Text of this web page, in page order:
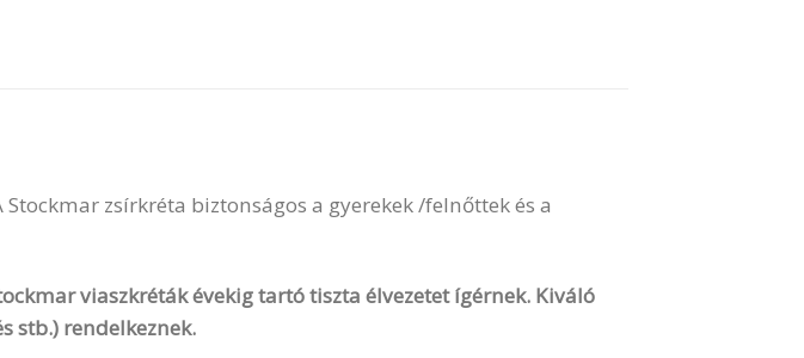
zsírkréta biztonságos a gyerekek /felnőttek és a
viaszkréták évekig tartó tiszta élvezetet ígérnek. Kiváló
stb.) rendelkeznek.